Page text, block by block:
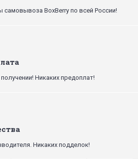
самовывоза BoxBerry по всей России!
Никаких предоплат!
Никаких подделок!